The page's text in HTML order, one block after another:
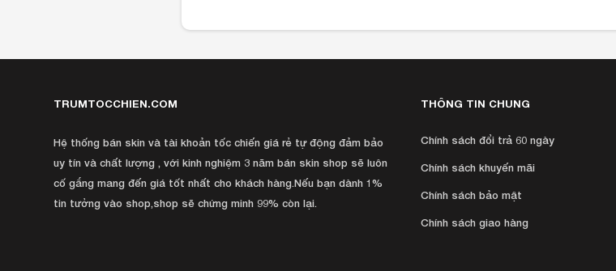
TRUMTOCCHIEN.COM
Hệ thống bán skin và tài khoản tốc chiến giá rẻ tự động đảm bảo
uy tín và chất lượng , với kinh nghiệm 3 năm bán skin shop sẽ luôn
cố gắng mang đến giá tốt nhất cho khách hàng.Nếu bạn dành 1%
tin tưởng vào shop,shop sẽ chứng minh 99% còn lại.
THÔNG TIN CHUNG
Chính sách đổi trả 60 ngày
Chính sách khuyến mãi
Chính sách bảo mật
Chính sách giao hàng